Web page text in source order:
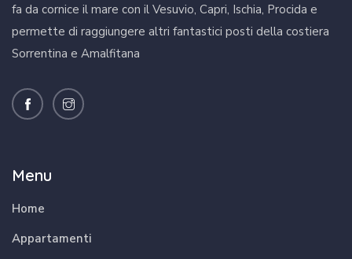
fa da cornice il mare con il Vesuvio, Capri, Ischia, Procida e
permette di raggiungere altri fantastici posti della costiera
Sorrentina e Amalfitana
Menu
Home
Appartamenti